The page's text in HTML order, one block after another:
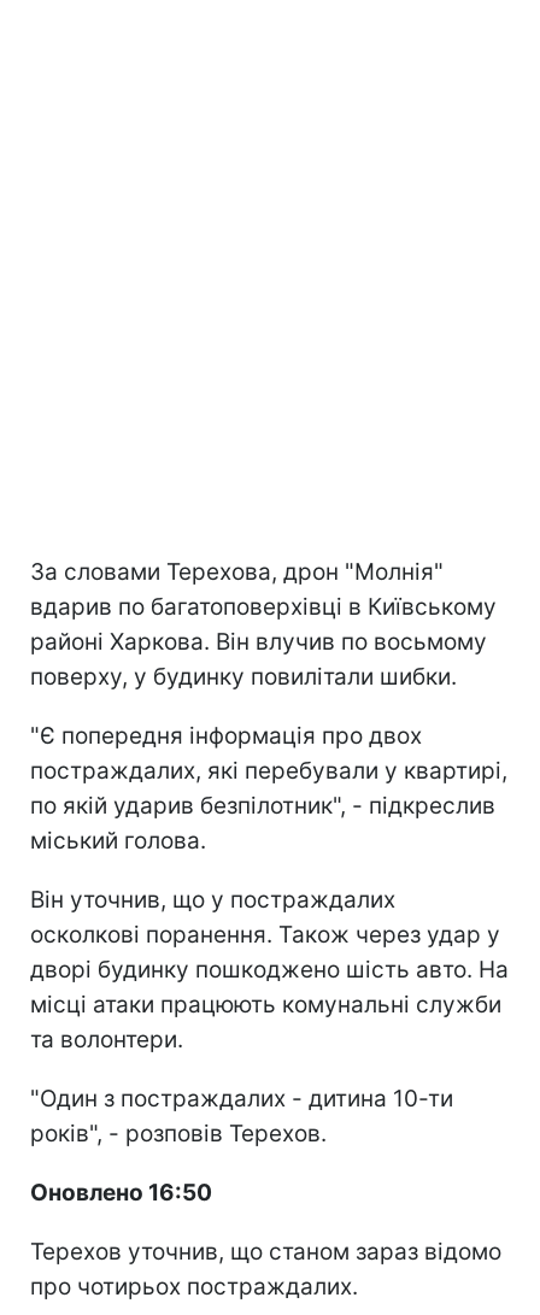
За словами Терехова, дрон "Молнія"
вдарив по багатоповерхівці в Київському
районі Харкова. Він влучив по восьмому
поверху, у будинку повилітали шибки.
"Є попередня інформація про двох
постраждалих, які перебували у квартирі,
по якій ударив безпілотник", - підкреслив
міський голова.
Він уточнив, що у постраждалих
осколкові поранення. Також через удар у
дворі будинку пошкоджено шість авто. На
місці атаки працюють комунальні служби
та волонтери.
"Один з постраждалих - дитина 10-ти
років", - розповів Терехов.
Оновлено 16:50
Терехов уточнив, що станом зараз відомо
про чотирьох постраждалих.